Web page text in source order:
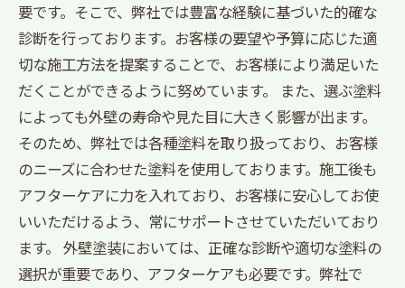
要です。そこで、弊社では豊富な経験に基づいた的確な
診断を行っております。お客様の要望や予算に応じた適
切な施工方法を提案することで、お客様により満足いた
だくことができるように努めています。 また、選ぶ塗料
によっても外壁の寿命や見た目に大きく影響が出ます。
そのため、弊社では各種塗料を取り扱っており、お客様
のニーズに合わせた塗料を使用しております。施工後も
アフターケアに力を入れており、お客様に安心してお使
いいただけるよう、常にサポートさせていただいており
ます。 外壁塗装においては、正確な診断や適切な塗料の
選択が重要であり、アフターケアも必要です。弊社で